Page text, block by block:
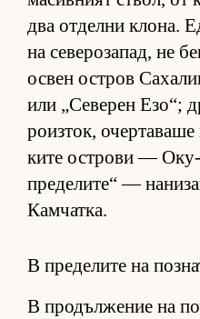
два от­делни кло­на.
на се­ве­ро­за­пад, не
ос­вен ос­т­ров
или „Се­ве­рен Езо“;
ро­из­ток,
ките ос­т­рови —
пре­де­ли­те“ —
Кам­чат­ка.
В пределите на
В про­дъл­же­ние на